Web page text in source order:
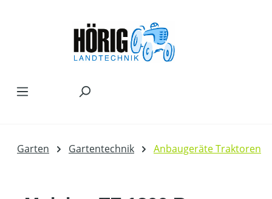
Garten Gartentechnik Anbaugeräte Traktoren